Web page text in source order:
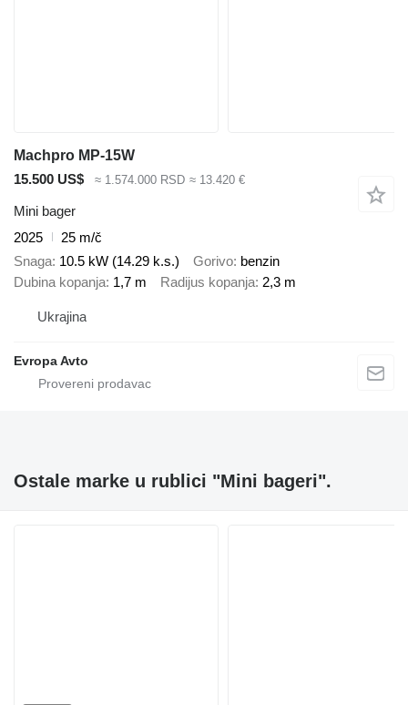
Machpro MP-15W
15.500 US$
≈ 1.574.000 RSD ≈ 13.420 €
Mini bager
2025
25 m/č
Snaga 10.5 kW (14.29 k.s.) Gorivo benzin
Dubina kopanja 1,7 m Radijus kopanja 2,3 m
Ukrajina
Evropa Avto
Ostale marke u rublici "Mini bageri".